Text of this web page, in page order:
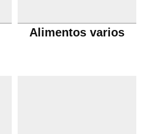
Alimentos varios